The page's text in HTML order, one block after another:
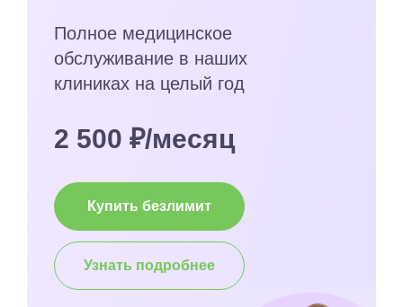
Полное медицинское
обслуживание в наших
клиниках на целый год
2 500 ₽/месяц
Купить безлимит
Узнать подробнее